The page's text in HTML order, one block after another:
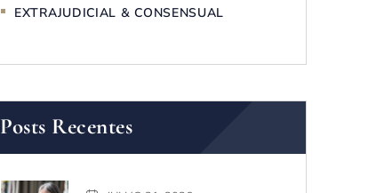
EXTRAJUDICIAL & CONSENSUAL
Posts Recentes